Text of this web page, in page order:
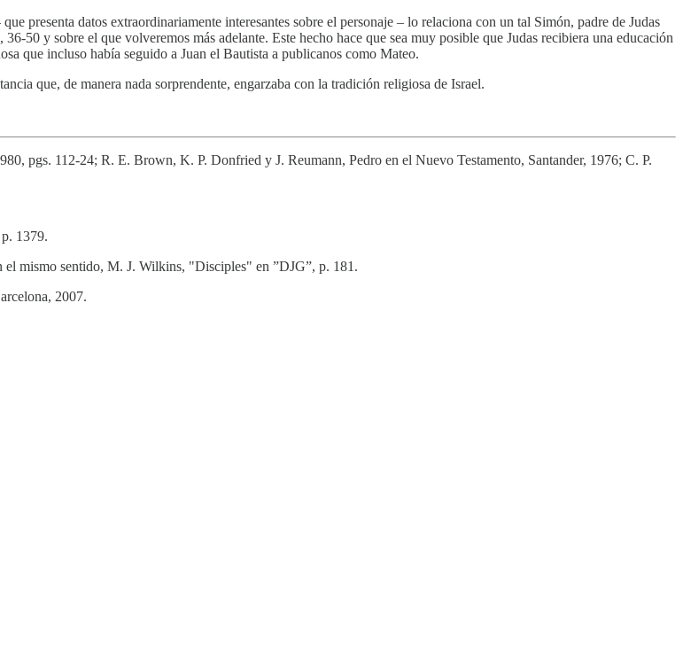
presenta datos extraordinariamente interesantes sobre el personaje – lo relaciona con un tal Simón, padre de Judas
50 y sobre el que volveremos más adelante. Este hecho hace que sea muy posible que Judas recibiera una educación
que incluso había seguido a Juan el Bautista a publicanos como Mateo.
que, de manera nada sorprendente, engarzaba con la tradición religiosa de Israel.
pgs. 112-24; R. E. Brown, K. P. Donfried y J. Reumann, Pedro en el Nuevo Testamento, Santander, 1976; C. P.
1379.
mismo sentido, M. J. Wilkins, "Disciples" en ”DJG”, p. 181.
2007.